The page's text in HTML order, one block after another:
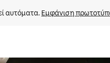
αυτόματα. Εμφάνιση